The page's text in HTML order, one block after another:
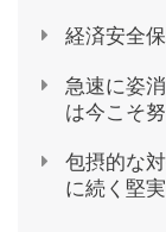
経済安全
急速に姿
は今こそ
包摂的な
に続く堅